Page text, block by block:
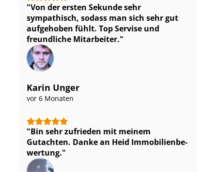
Von der ersten Sekunde sehr
sympathisch, sodass man sich sehr gut
aufgehoben fühlt. Top Servise und
freundliche Mitarbeiter.
Karin Unger
vor 6 Monaten
Bin sehr zufrieden mit meinem
Gutachten. Danke an Heid Im­mo­bi­li­en­be­
wer­tung.